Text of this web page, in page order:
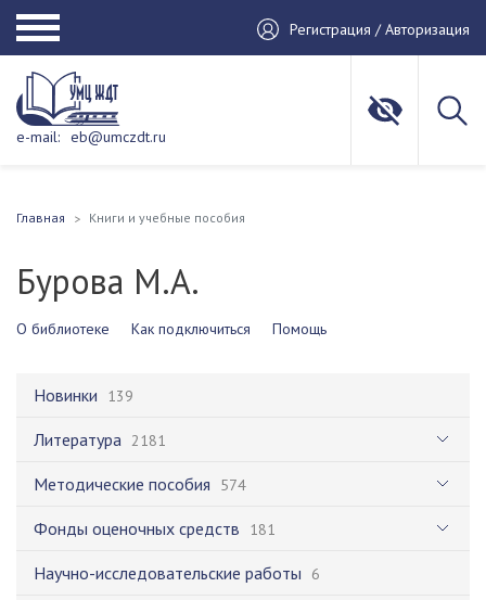
Регистрация / Авторизация
e-mail: eb@umczdt.ru
Главная Книги и учебные пособия
Бурова М.А.
О библиотеке Как подключиться Помощь
Новинки 139
Литература 2181
Методические пособия 574
Фонды оценочных средств 181
Научно-исследовательские работы 6